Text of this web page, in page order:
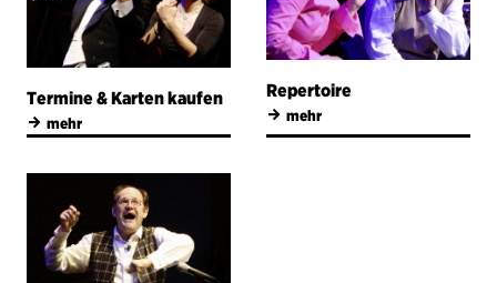
Termine & Karten kaufen
→ mehr
Repertoire
→ mehr